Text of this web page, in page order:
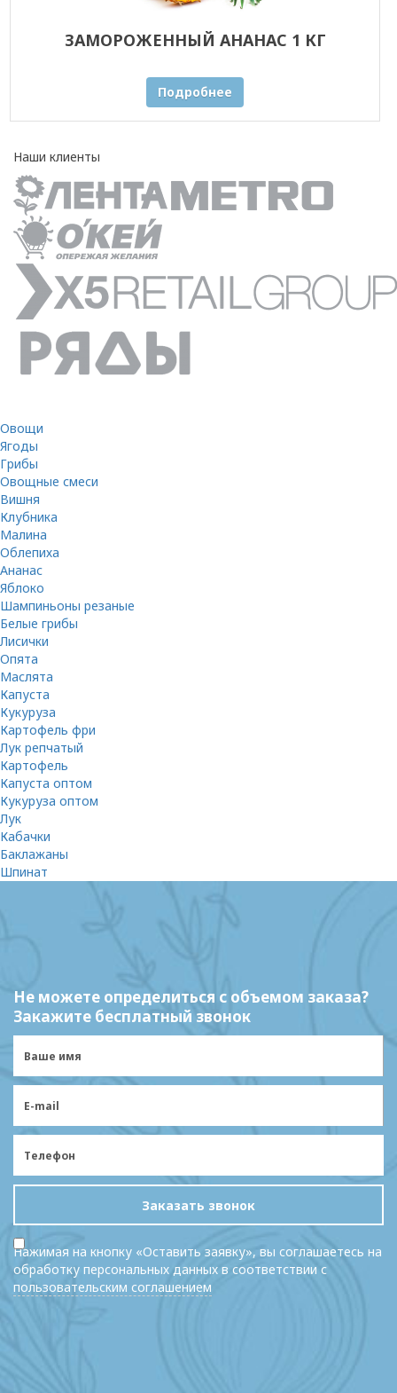
ЗАМОРОЖЕННЫЙ АНАНАС 1 КГ
Подробнее
Наши клиенты
Овощи
Ягоды
Грибы
Овощные смеси
Вишня
Клубника
Малина
Облепиха
Ананас
Яблоко
Шампиньоны резаные
Белые грибы
Лисички
Опята
Маслята
Капуста
Кукуруза
Картофель фри
Лук репчатый
Картофель
Капуста оптом
Кукуруза оптом
Лук
Кабачки
Баклажаны
Шпинат
Не можете определиться с объемом заказа?
Закажите бесплатный звонок
Заказать звонок
Нажимая на кнопку «Оставить заявку», вы соглашаетесь на
обработку персональных данных в соответствии с
пользовательским соглашением